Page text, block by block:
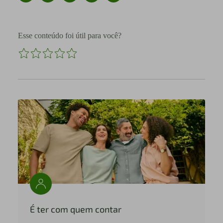
Esse conteúdo foi útil para você?
É ter com quem contar